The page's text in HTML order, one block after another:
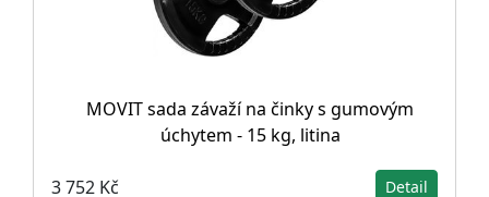
MOVIT sada závaží na činky s gumovým
úchytem - 15 kg, litina
3 752 Kč Detail